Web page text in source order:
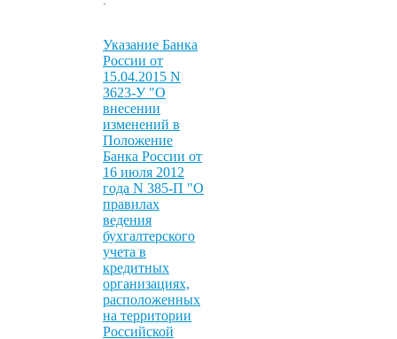
Указание Банка
России от
15.04.2015 N
3623-У "О
внесении
изменений в
Положение
Банка России от
16 июля 2012
года N 385-П "О
правилах
ведения
бухгалтерского
учета в
кредитных
организациях,
расположенных
на территории
Российской